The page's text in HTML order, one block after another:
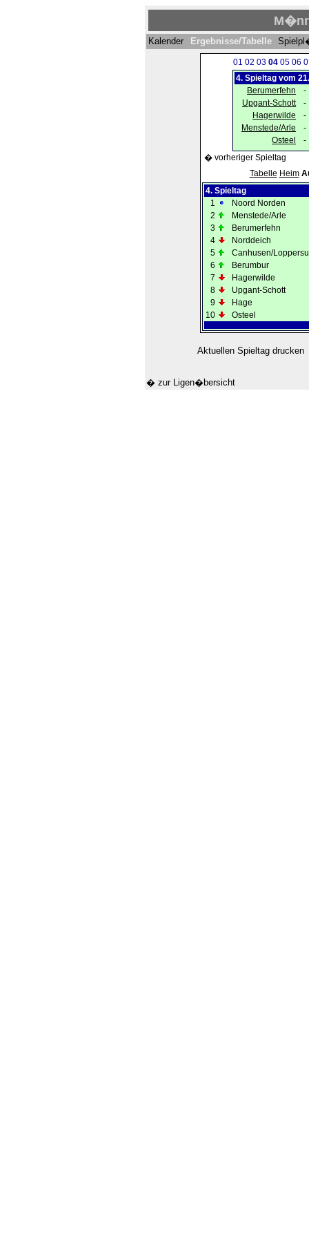
Kalender Ergebnisse/Tabelle
01 02 03 04 05 06
4. Spieltag vom
Berumerfehn
-
Upgant-Schott
-
Hagerwilde
-
Menstede/Arle
-
Osteel
-
� vorheriger Spieltag
Tabelle Heim
4. Spieltag
1
Noord Norden
2
Menstede/Arle
3
Berumerfehn
4
Norddeich
5
Canhusen/
6
Berumbur
7
Hagerwilde
8
Upgant-Schott
9
Hage
10
Osteel
Aktuellen Spieltag drucken
� zur Ligen�bersicht